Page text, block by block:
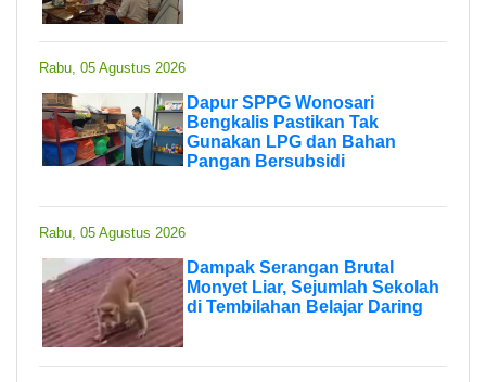
Rabu, 05 Agustus 2026
Dapur SPPG Wonosari
Bengkalis Pastikan Tak
Gunakan LPG dan Bahan
Pangan Bersubsidi
Rabu, 05 Agustus 2026
Dampak Serangan Brutal
Monyet Liar, Sejumlah Sekolah
di Tembilahan Belajar Daring